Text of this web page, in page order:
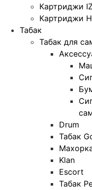
Картриджи
Картриджи
Табак
Табак для
Drum
Табак
Klan
Escort
Табак